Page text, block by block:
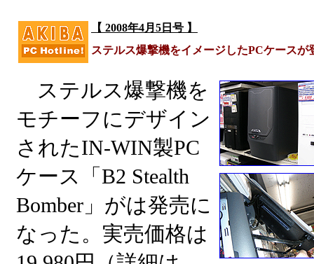
【 2008年4月5日号 】
ステルス爆撃機をイメージしたPCケースが
ステルス爆撃機を
モチーフにデザイン
されたIN-WIN製PC
ケース「B2 Stealth
Bomber」がは発売に
なった。実売価格は